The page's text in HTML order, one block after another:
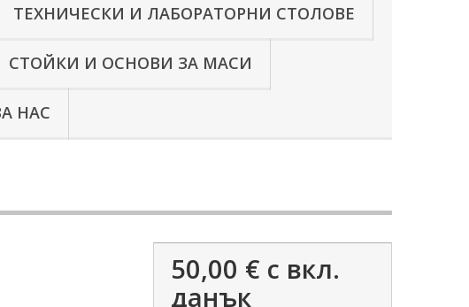
ТЕХНИЧЕСКИ И ЛАБОРАТОРНИ СТОЛОВЕ
СТОЙКИ И ОСНОВИ ЗА МАСИ
НАС
50,00 € с вкл.
данък